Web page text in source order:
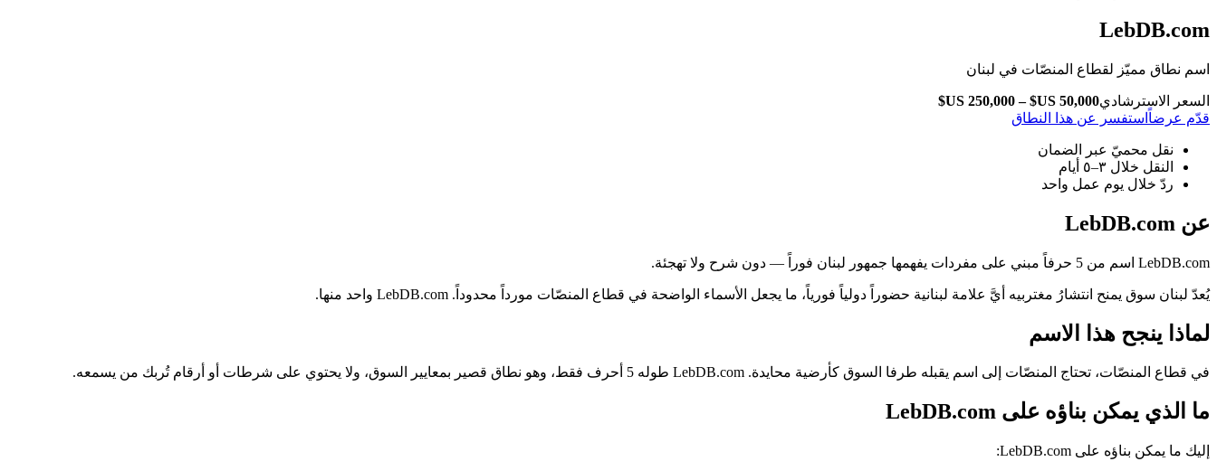
LebDB.com
اسم نطاق مميّز لقطاع المنصّات في لبنان
السعر الاسترشادي
قدّم عرضاً استفسر عن هذا النطاق
نقل محميّ عبر الضمان
النقل خلال ٣–٥ أيام
ردّ خلال يوم عمل واحد
عن LebDB.com
LebDB.com اسم من 5 حرفاً مبني على مفردات يفهمها جمهور لبنان فوراً — دون شرح ولا تهجئة.
يُعدّ لبنان سوق يمنح انتشارُ مغتربيه أيَّ علامة لبنانية حضوراً دولياً فورياً، ما يجعل الأسماء الواضحة في قطاع المنصّات مورداً محدوداً. LebDB.com واحد منها.
لماذا ينجح هذا الاسم
في قطاع المنصّات، تحتاج المنصّات إلى اسم يقبله طرفا السوق كأرضية محايدة. LebDB.com طوله 5 أحرف فقط، وهو نطاق قصير بمعايير السوق، ولا يحتوي على شرطات أو أرقام تُربك من يسمعه.
ما الذي يمكن بناؤه على LebDB.com
إليك ما يمكن بناؤه على LebDB.com: